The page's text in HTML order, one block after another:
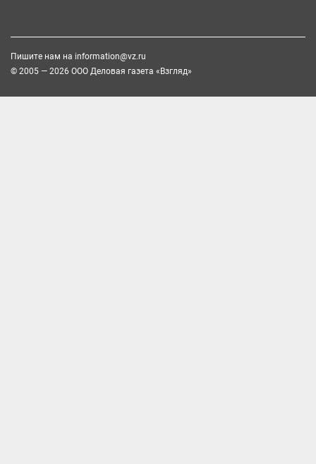
Пишите нам на information@vz.ru
© 2005 — 2026 ООО Деловая газета «Взгляд»